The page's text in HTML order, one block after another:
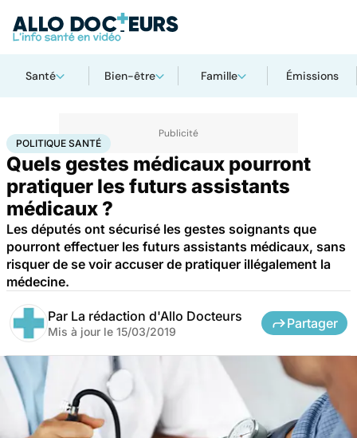
Santé Bien-être Famille Émissions
AccueilSantéSociété Santé publiquePolitique santé
POLITIQUE SANTÉ
Quels gestes médicaux pourront
pratiquer les futurs assistants
médicaux ?
Les députés ont sécurisé les gestes soignants que
pourront effectuer les futurs assistants médicaux, sans
risquer de se voir accuser de pratiquer illégalement la
médecine.
Par La rédaction d'Allo Docteurs
Mis à jour le 15/03/2019
Partager